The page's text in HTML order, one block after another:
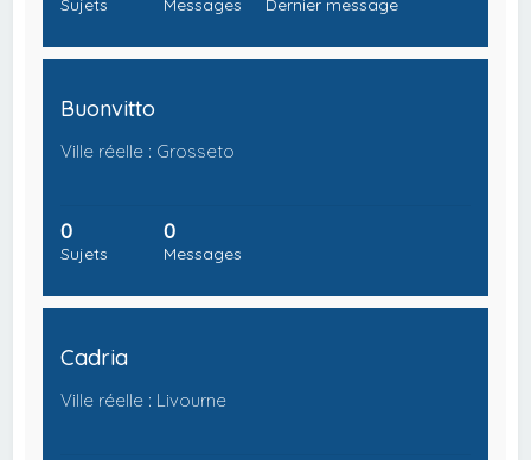
Sujets Messages
Dernier message
Buonvitto
Ville réelle : Grosseto
0
Sujets
0
Messages
Cadria
Ville réelle : Livourne